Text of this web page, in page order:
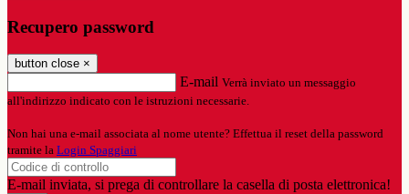
Recupero password
button close ×
E-mail Verrà inviato un messaggio
all'indirizzo indicato con le istruzioni necessarie.
Non hai una e-mail associata al nome utente? Effettua il reset della password
tramite la Login Spaggiari
E-mail inviata, si prega di controllare la casella di posta elettronica!